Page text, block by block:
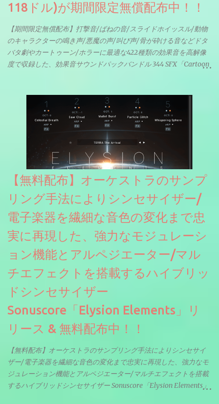
118ドル)が期間限定無償配布中！！
【期間限定無償配布】打撃音/ばねの音/スライドホイッスル/動物
のキャラクターの鳴き声/悪魔の声/叫び声/骨が砕ける音などドタ
バタ劇やカートゥーン/ホラーに最適な422種類の効果音を高解像
度で収録した、効果音サウンドパックバンドル 344 SFX「Cartoon
【無料配布】オーケストラのサンプ
リング手法によりシンセサイザー/
電子楽器を繊細な音色の変化まで忠
実に再現した、強力なモジュレーシ
ョン機能とアルペジエーター/マル
チエフェクトを搭載するハイブリッ
ドシンセサイザー
Sonuscore「Elysion Elements」リ
リース & 無料配布中！！
【無料配布】オーケストラのサンプリング手法によりシンセサイ
ザー/電子楽器を繊細な音色の変化まで忠実に再現した、強力なモ
ジュレーション機能とアルペジエーター/マルチエフェクトを搭載
するハイブリッドシンセサイザー Sonuscore「Elysion Elements」